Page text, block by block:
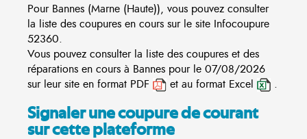
Pour Bannes (Marne (Haute)), vous pouvez consulter
la liste des coupures en cours sur le site Infocoupure
52360.
Vous pouvez consulter la liste des coupures et des
réparations en cours à Bannes pour le 07/08/2026
sur leur site en format PDF
et au format Excel .
Signaler une coupure de courant
sur cette plateforme